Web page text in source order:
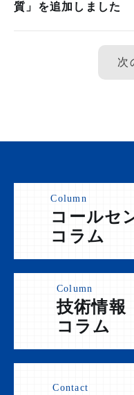
質」を追加しました
Column
コールセ
コラム
Column
技術情報
コラム
Contact